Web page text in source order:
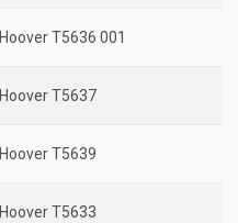
Hoover T5636 001
Hoover T5637
Hoover T5639
Hoover T5633